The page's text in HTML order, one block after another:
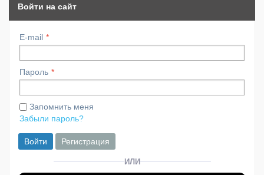
Войти на сайт
E-mail
Пароль
Запомнить меня
Забыли пароль?
Войти Регистрация
ИЛИ